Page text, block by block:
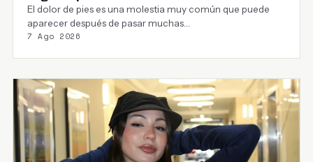
El dolor de pies es una molestia muy común que puede
aparecer después de pasar muchas…
7 Ago 2026